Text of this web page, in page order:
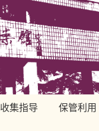
收集指导 保管利用